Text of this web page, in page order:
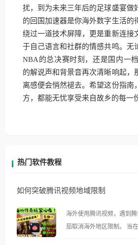
扰，到为未来三年后的足球盛宴做
的回国加速器是你海外数字生活的
绕过一道技术屏障，更是重新连接
于自己语言和社群的情感共鸣。无
NBA的总决赛时刻，还是国内一
的解说声和背景音再次清晰响起，
离感便会悄然褪去。希望这份指南
方，都能无忧享受来自故乡的每一
热门软件教程
如何突破腾讯视频地域限制
海外使用腾讯视频，遇到
茄取消海外地区限制。 当在海外打开腾讯视频，却突